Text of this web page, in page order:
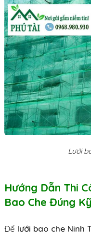
Lưới
Hướng Dẫn Thi
Bao Che Đúng
Để lưới bao che Ninh